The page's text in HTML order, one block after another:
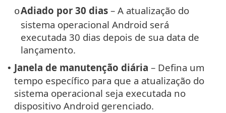
oAdiado por 30 dias – A atualização do
sistema operacional Android será
executada 30 dias depois de sua data de
lançamento.
• Janela de manutenção diária – Defina um
tempo específico para que a atualização do
sistema operacional seja executada no
dispositivo Android gerenciado.